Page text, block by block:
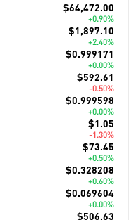
$64,472.00
+0.90%
$1,897.10
+2.40%
$0.999171
+0.00%
$592.61
-0.50%
$0.999598
+0.00%
$1.05
-1.30%
$73.45
+0.50%
$0.328208
+0.60%
$0.069604
+0.00%
$506.63